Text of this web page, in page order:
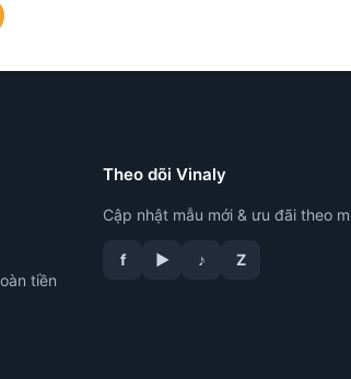
tiền
Theo dõi Vinaly
Cập nhật mẫu mới & ưu đãi theo
f ▶ ♪ Z